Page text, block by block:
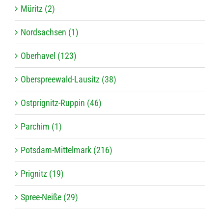
Müritz (2)
Nordsachsen (1)
Oberhavel (123)
Oberspreewald-Lausitz (38)
Ostprignitz-Ruppin (46)
Parchim (1)
Potsdam-Mittelmark (216)
Prignitz (19)
Spree-Neiße (29)